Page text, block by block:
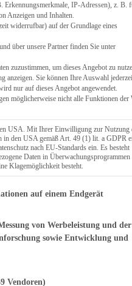
Erkennungsmerkmale, IP-Adressen), z. B.
Anzeigen und Inhalten.
widerrufbar) auf der Grundlage eines
über unsere Partner finden Sie unter
zuzustimmen, um dieses Angebot zu
anzeigen. Sie können Ihre Auswahl
nur auf dieses Angebot angewendet.
möglicherweise nicht alle Funktionen der
USA. Mit Ihrer Einwilligung zur Nutzung
in den USA gemäß Art. 49 (1) lit. a GDPR
nach EU-Standards ein. Es besteht
Daten in Überwachungsprogrammen
Klagemöglichkeit besteht.
IAB Transparency and
auf einem Endgerät
von Werbeleistung und der
sowie Entwicklung und
Vendoren)